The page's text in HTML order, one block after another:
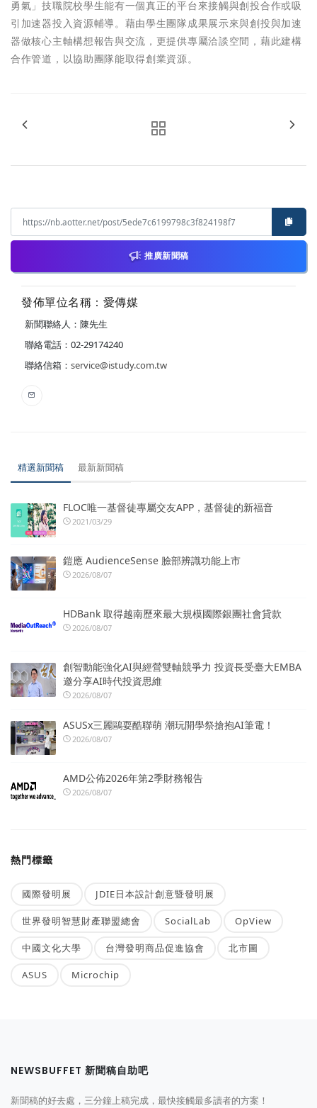
勇氣」技職院校學生能有一個真正的平台來接觸與創投合作或吸
引加速器投入資源輔導。藉由學生團隊成果展示來與創投與加速
器做核心主軸構想報告與交流，更提供專屬洽談空間，藉此建構
合作管道，以協助團隊能取得創業資源。
推廣新聞稿
發佈單位名稱：愛傳媒
新聞聯絡人：陳先生
聯絡電話：02-29174240
聯絡信箱： service@istudy.com.tw
精選新聞稿 最新新聞稿
FLOC唯一基督徒專屬交友APP，基督徒的新福音
2021/03/29
鎧應 AudienceSense 臉部辨識功能上市
2026/08/07
HDBank 取得越南歷來最大規模國際銀團社會貸款
2026/08/07
創智動能強化AI與經營雙軸競爭力 投資長受臺大EMBA
邀分享AI時代投資思維
2026/08/07
ASUSx三麗鷗耍酷聯萌 潮玩開學祭搶抱AI筆電！
2026/08/07
AMD公佈2026年第2季財務報告
2026/08/07
熱門標籤
國際發明展 JDIE日本設計創意暨發明展
世界發明智慧財產聯盟總會 SocialLab OpView
中國文化大學 台灣發明商品促進協會 北市圖
ASUS Microchip
NEWSBUFFET 新聞稿自助吧
新聞稿的好去處，三分鐘上稿完成，最快接觸最多讀者的方案！